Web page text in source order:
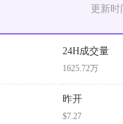
更新时
24H成交量
1625.72万
昨开
$7.27